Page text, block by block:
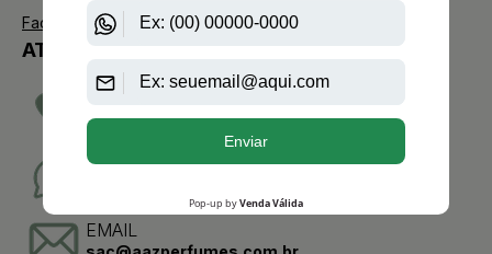
Facebook
ATENDIMENTO
(11)2275-0076
WHATSAPP
EMAIL